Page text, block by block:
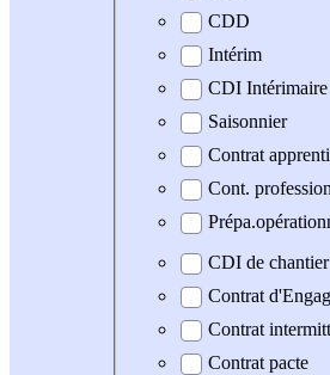
CDD
Intérim
CDI Intérimaire
Saisonnier
Contrat
Cont.
CDI de
Contrat
Contrat
Contrat pacte